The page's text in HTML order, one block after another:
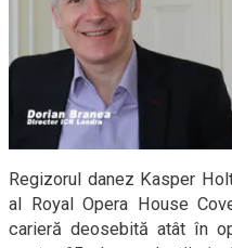
Regizorul danez Kasper
al Royal Opera House
carieră deosebită atât în